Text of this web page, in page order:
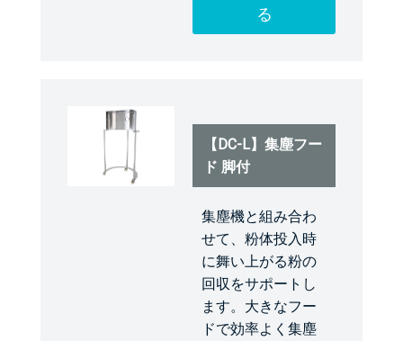
る
【DC-L】集塵フー
ド 脚付
集塵機と組み合わ
せて、粉体投入時
に舞い上がる粉の
回収をサポートし
ます。大きなフー
ドで効率よく集塵